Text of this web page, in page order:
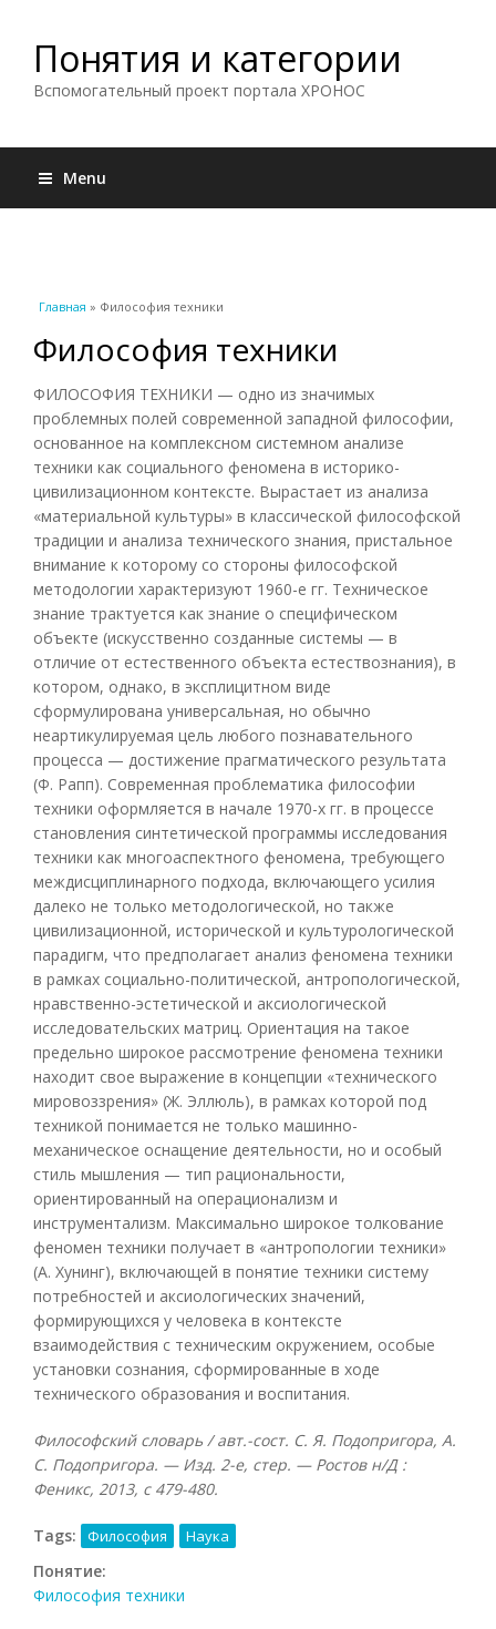
Понятия и категории
Вспомогательный проект портала ХРОНОС
Menu
Вы здесь
Главная » Философия техники
Философия техники
ФИЛОСОФИЯ ТЕХНИКИ — одно из значимых
проблемных полей современной западной философии,
основанное на комплексном системном анализе
техники как социального феномена в историко-
цивилизационном контексте. Вырастает из анализа
«материальной культуры» в классической философской
традиции и анализа технического знания, пристальное
внимание к которому со стороны философской
методологии характеризуют 1960-е гг. Техническое
знание трактуется как знание о специфическом
объекте (искусственно созданные системы — в
отличие от естественного объекта естествознания), в
котором, однако, в эксплицитном виде
сформулирована универсальная, но обычно
неартикулируемая цель любого познавательного
процесса — достижение прагматического результата
(Ф. Рапп). Современная проблематика философии
техники оформляется в начале 1970-х гг. в процессе
становления синтетической программы исследования
техники как многоаспектного феномена, требующего
междисциплинарного подхода, включающего усилия
далеко не только методологической, но также
цивилизационной, исторической и культурологической
парадигм, что предполагает анализ феномена техники
в рамках социально-политической, антропологической,
нравственно-эстетической и аксиологической
исследовательских матриц. Ориентация на такое
предельно широкое рассмотрение феномена техники
находит свое выражение в концепции «технического
мировоззрения» (Ж. Эллюль), в рамках которой под
техникой понимается не только машинно-
механическое оснащение деятельности, но и особый
стиль мышления — тип рациональности,
ориентированный на операционализм и
инструментализм. Максимально широкое толкование
феномен техники получает в «антропологии техники»
(А. Хунинг), включающей в понятие техники систему
потребностей и аксиологических значений,
формирующихся у человека в контексте
взаимодействия с техническим окружением, особые
установки сознания, сформированные в ходе
технического образования и воспитания.
Философский словарь / авт.-сост. С. Я. Подопригора, А.
С. Подопригора. — Изд. 2-е, стер. — Ростов н/Д :
Феникс, 2013, с 479-480.
Tags: Философия Наука
Понятие:
Философия техники